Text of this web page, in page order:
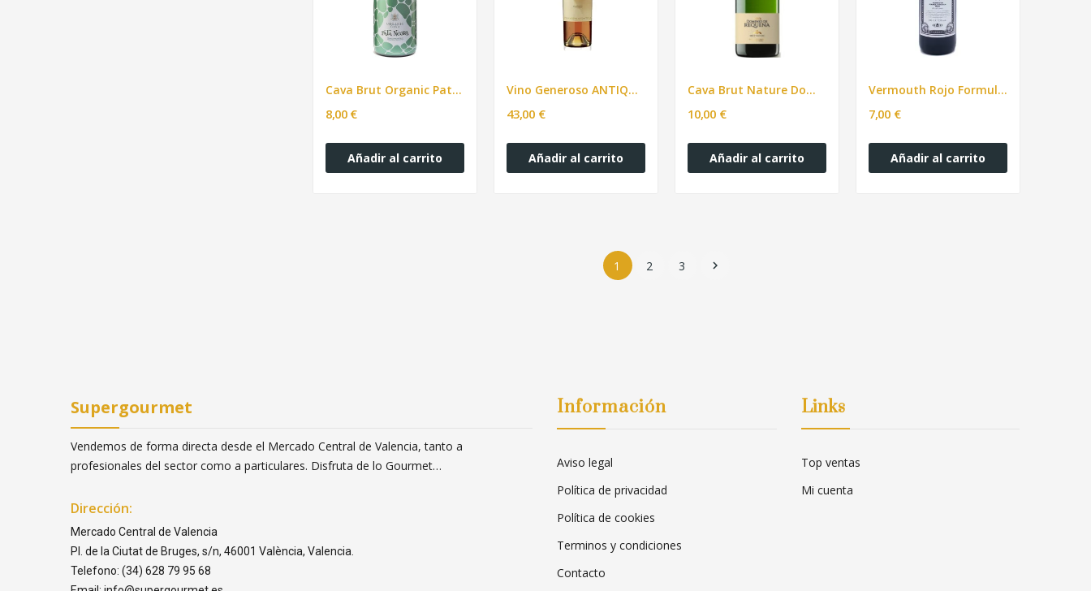
Cava Brut Organic Pata Negra 750ml
8,00 €
Añadir al carrito
Vino Generoso ANTIQUE 0, Fernando de Castilla...
43,00 €
Añadir al carrito
Cava Brut Nature Dominio de Requena 750ml
10,00 €
Añadir al carrito
Vermouth Rojo Formula Antigua CORINTO 1L
7,00 €
Añadir al carrito
1 2 3 
Supergourmet
Vendemos de forma directa desde el Mercado Central de Valencia, tanto a
profesionales del sector como a particulares. Disfruta de lo Gourmet…
Dirección:
Mercado Central de Valencia
Pl. de la Ciutat de Bruges, s/n, 46001 València, Valencia.
Telefono: (34) 628 79 95 68
Información
Aviso legal
Política de privacidad
Política de cookies
Terminos y condiciones
Contacto
Links
Top ventas
Mi cuenta